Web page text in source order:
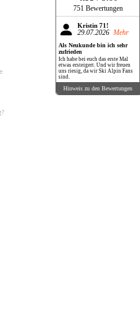
751 Bewertungen
Kristin 71!
29.07.2026 Mehr
Als Neukunde bin ich sehr
zufrieden
Ich habe bei euch das erste Mal
etwas ersteigert. Und wir freuen
uns riesig, da wir Ski Alpin Fans
sind.
Hinweis zu den Bewertungen